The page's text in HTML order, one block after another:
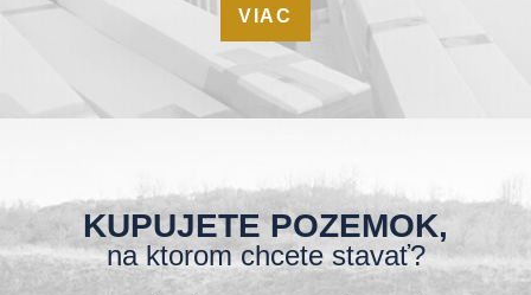
VIAC
KUPUJETE POZEMOK,
na ktorom chcete stavať?